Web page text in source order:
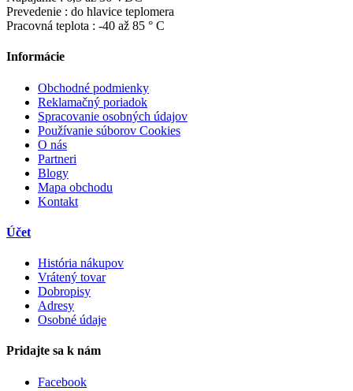
Prevedenie : do hlavice teplomera
Pracovná teplota : -40 až 85 ° C
Informácie
Obchodné podmienky
Reklamačný poriadok
Spracovanie osobných údajov
Používanie súborov Cookies
O nás
Partneri
Blogy
Mapa obchodu
Kontakt
Účet
História nákupov
Vrátený tovar
Dobropisy
Adresy
Osobné údaje
Pridajte sa k nám
Facebook